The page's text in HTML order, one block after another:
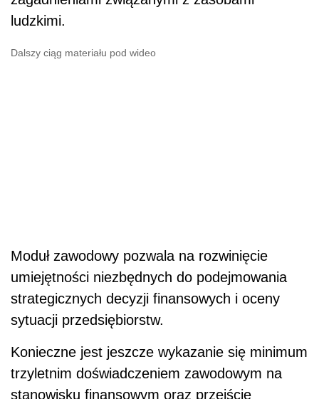
ludzkimi.
Dalszy ciąg materiału pod wideo
Moduł zawodowy pozwala na rozwinięcie
umiejętności niezbędnych do podejmowania
strategicznych decyzji finansowych i oceny
sytuacji przedsiębiorstw.
Konieczne jest jeszcze wykazanie się minimum
trzyletnim doświadczeniem zawodowym na
stanowisku finansowym oraz przejście